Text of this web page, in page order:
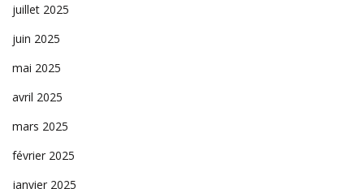
juillet 2025
juin 2025
mai 2025
avril 2025
mars 2025
février 2025
janvier 2025